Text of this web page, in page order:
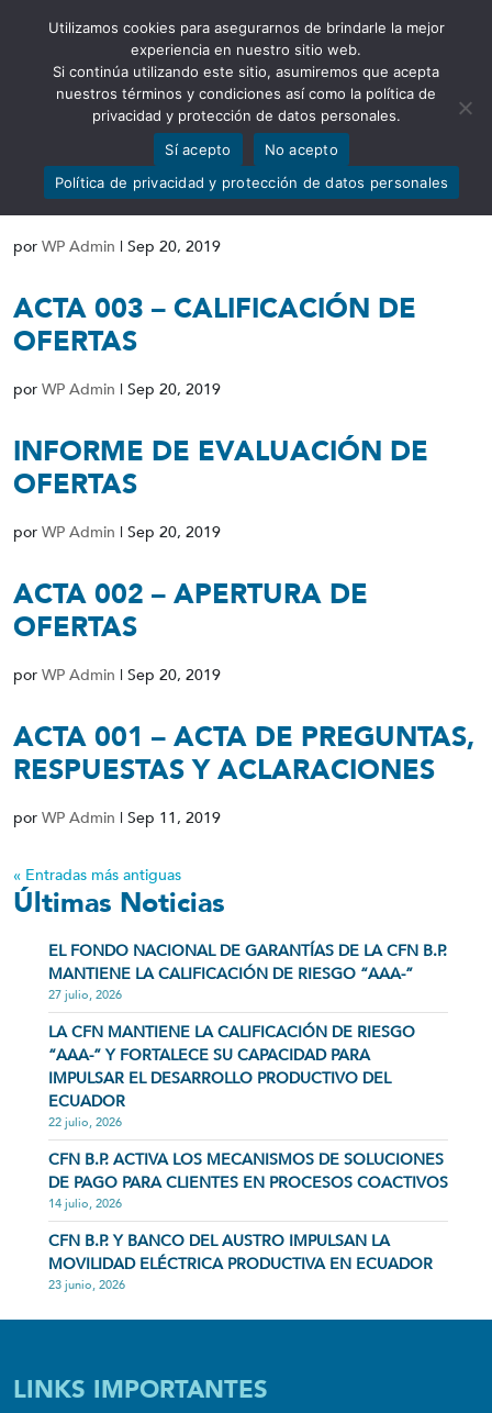
Abrir barra de herramientas
RESOLUCIÓN DE DECLARATORIA
DE DESIERTO
por WP Admin | Sep 20, 2019
ACTA 003 – CALIFICACIÓN DE
OFERTAS
por WP Admin | Sep 20, 2019
INFORME DE EVALUACIÓN DE
OFERTAS
por WP Admin | Sep 20, 2019
ACTA 002 – APERTURA DE
OFERTAS
por WP Admin | Sep 20, 2019
ACTA 001 – ACTA DE PREGUNTAS,
RESPUESTAS Y ACLARACIONES
por WP Admin | Sep 11, 2019
« Entradas más antiguas
Últimas Noticias
EL FONDO NACIONAL DE GARANTÍAS DE LA CFN B.P.
MANTIENE LA CALIFICACIÓN DE RIESGO “AAA-”
27 julio, 2026
LA CFN MANTIENE LA CALIFICACIÓN DE RIESGO
“AAA-” Y FORTALECE SU CAPACIDAD PARA
IMPULSAR EL DESARROLLO PRODUCTIVO DEL
ECUADOR
22 julio, 2026
CFN B.P. ACTIVA LOS MECANISMOS DE SOLUCIONES
DE PAGO PARA CLIENTES EN PROCESOS COACTIVOS
14 julio, 2026
CFN B.P. Y BANCO DEL AUSTRO IMPULSAN LA
MOVILIDAD ELÉCTRICA PRODUCTIVA EN ECUADOR
23 junio, 2026
LINKS IMPORTANTES
Utilizamos cookies para asegurarnos de brindarle la mejor
experiencia en nuestro sitio web.
Si continúa utilizando este sitio, asumiremos que acepta
nuestros términos y condiciones así como la política de
privacidad y protección de datos personales.
Sí acepto
No acepto
Política de privacidad y protección de datos personales